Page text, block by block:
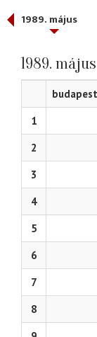
1989. május
1989. május
1
2
3
4
5
6
7
8